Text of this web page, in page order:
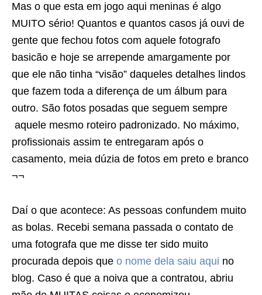
Mas o que esta em jogo aqui meninas é algo
MUITO sério! Quantos e quantos casos já ouvi de
gente que fechou fotos com aquele fotografo
basicão e hoje se arrepende amargamente por
que ele não tinha “visão” daqueles detalhes lindos
que fazem toda a diferença de um álbum para
outro. São fotos posadas que seguem sempre
aquele mesmo roteiro padronizado. No máximo,
profissionais assim te entregaram após o
casamento, meia dúzia de fotos em preto e branco
¬¬
Daí o que acontece: As pessoas confundem muito
as bolas. Recebi semana passada o contato de
uma fotografa que me disse ter sido muito
procurada depois que o nome dela saiu aqui no
blog. Caso é que a noiva que a contratou, abriu